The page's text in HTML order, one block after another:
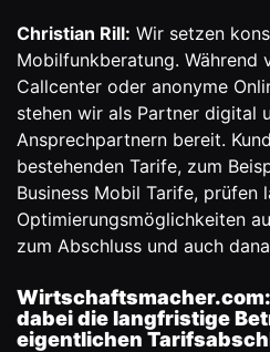
Christian Rill: Wir setzen
Mobilfunkberatung. Während
Callcenter oder anonyme
stehen wir als Partner digital
Ansprechpartnern bereit.
bestehenden Tarife, zum
Business Mobil Tarife, prüfen
Optimierungsmöglichkeiten
zum Abschluss und auch
dabei die langfristige
eigentlichen